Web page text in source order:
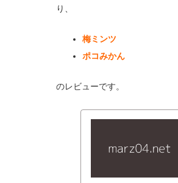
り、
梅ミンツ
ポコみかん
のレビューです。